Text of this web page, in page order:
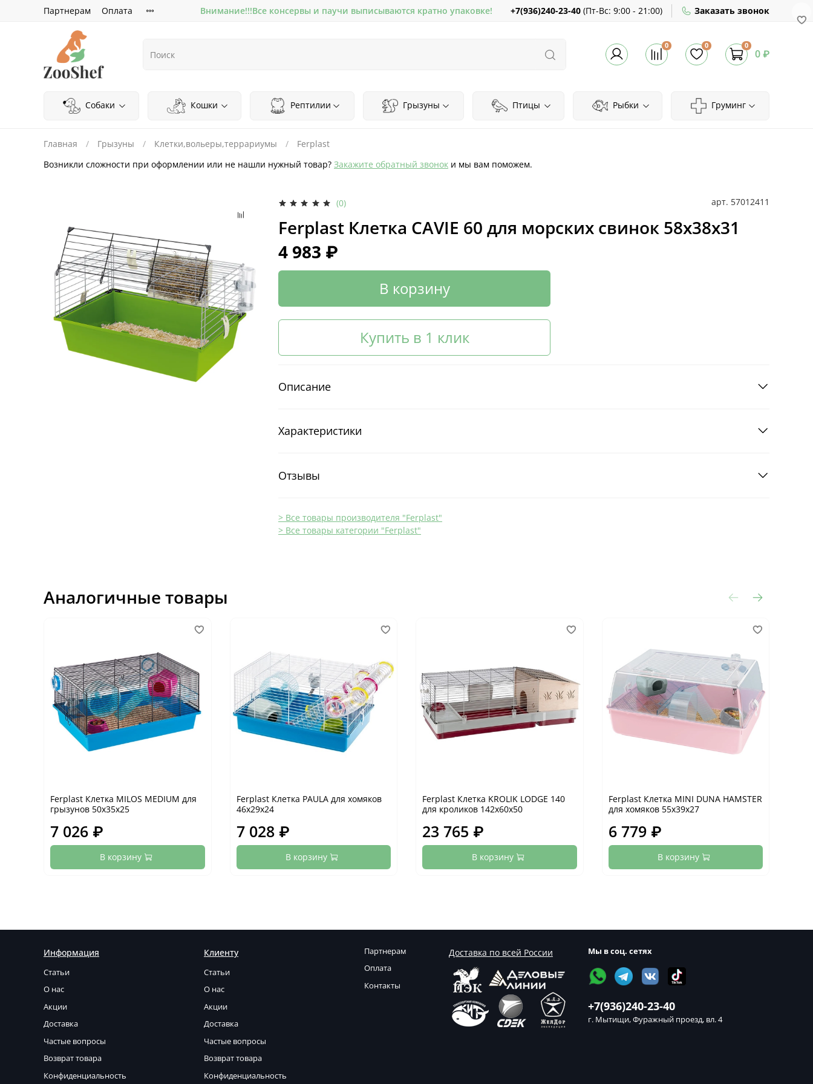
Партнерам Оплата Внимание!!!Все консервы и паучи выписываются кратно упаковке! +7(936)240-23-40 (Пт-Вс: 9:00 - 21:00) Заказать звонок
0 0 0
0 ₽
Собаки Кошки Рептилии Грызуны Птицы Рыбки Груминг
Главная Грызуны Клетки,вольеры,террариумы
Ferplast
Возникли сложности при оформлении или не нашли нужный товар? Закажите обратный звонок и мы вам поможем.
(0) арт. 57012411
Ferplast Клетка CAVIE 60 для морских свинок 58х38х31
4 983 ₽
В корзину
Купить в 1 клик
Описание
Характеристики
Отзывы
> Все товары производителя "Ferplast"
> Все товары категории "Ferplast"
Аналогичные товары
Ferplast Клетка MILOS MEDIUM для
грызунов 50х35х25
7 026 ₽
В корзину
Ferplast Клетка PAULA для хомяков
46х29х24
7 028 ₽
В корзину
Ferplast Клетка KROLIK LODGE 140
для кроликов 142х60х50
23 765 ₽
В корзину
Ferplast Клетка MINI DUNA HAMSTER
для хомяков 55х39х27
6 779 ₽
В корзину
Информация
Статьи
О нас
Акции
Доставка
Частые вопросы
Возврат товара
Конфиденциальность
Клиенту
Статьи
О нас
Акции
Доставка
Частые вопросы
Возврат товара
Конфиденциальность
Партнерам
Оплата
Контакты
Доставка по всей России Мы в соц. сетях
+7(936)240-23-40
г. Мытищи, Фуражный проезд, вл. 4